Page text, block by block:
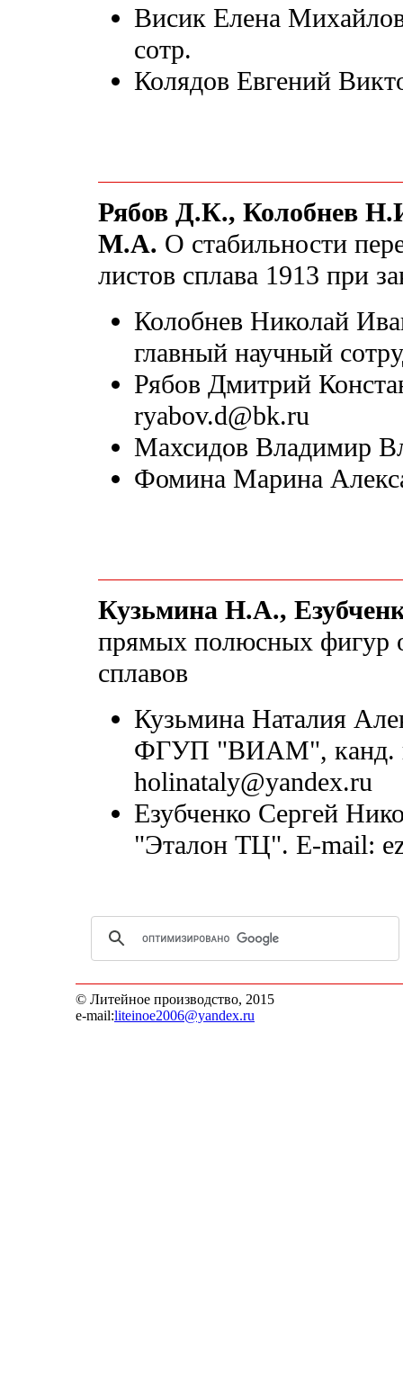
Висик Елена
сотр.
Колядов Евгений
Рябов Д.К., Колобнев
М.А. О стабильности
листов сплава 1913 при
Колобнев Николай
главный научный
Рябов Дмитрий
ryabov.d@bk.ru
Махсидов Владимир
Фомина Марина
Кузьмина Н.А.,
прямых полюсных фигур
сплавов
Кузьмина Наталия
ФГУП "ВИАМ", канд.
holinataly@yandex.ru
Езубченко Сергей
"Эталон ТЦ". E-mail:
© Литейное производство, 2015
e-mail:liteinoe2006@yandex.ru